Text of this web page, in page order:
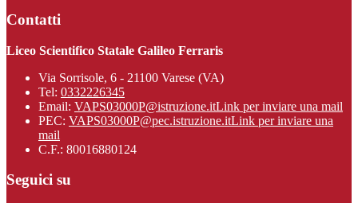
Contatti
Liceo Scientifico Statale Galileo Ferraris
Via Sorrisole, 6 - 21100 Varese (VA)
Tel: 0332226345
Email: VAPS03000P@istruzione.itLink per inviare una mail
PEC: VAPS03000P@pec.istruzione.itLink per inviare una
mail
C.F.: 80016880124
Seguici su